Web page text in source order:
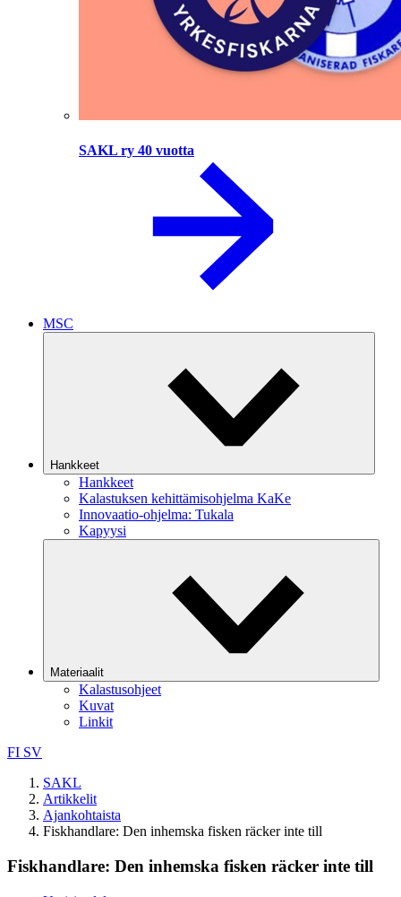
SAKL ry 40 vuotta
MSC
Hankkeet
Hankkeet
Kalastuksen kehittämisohjelma KaKe
Innovaatio-ohjelma: Tukala
Kapyysi
Materiaalit
Kalastusohjeet
Kuvat
Linkit
FI SV
SAKL
Artikkelit
Ajankohtaista
Fiskhandlare: Den inhemska fisken räcker inte till
Fiskhandlare: Den inhemska fisken räcker inte till